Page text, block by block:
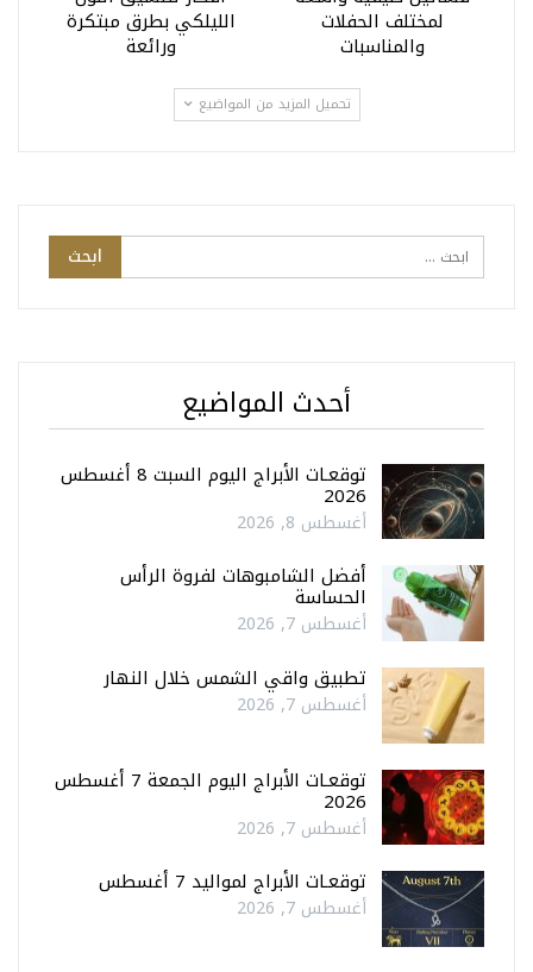
لمختلف الحفلات
والمناسبات
الليلكي بطرق مبتكرة
ورائعة
تحميل المزيد من المواضيع
أحدث المواضيع
توقعـات الأبراج اليوم السبت 8 أغسطس
2026
أغسطس 8, 2026
أفضل الشامبوهات لفروة الرأس
الحساسة
أغسطس 7, 2026
تطبيق واقي الشمس خلال النهار
أغسطس 7, 2026
توقعـات الأبراج اليوم الجمعة 7 أغسطس
2026
أغسطس 7, 2026
توقعـات الأبراج لمواليد 7 أغسطس
أغسطس 7, 2026